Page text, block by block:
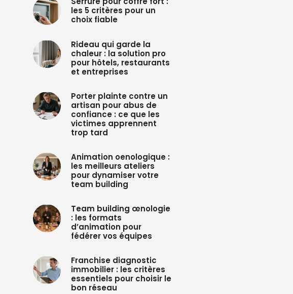
les 5 critères pour un
choix fiable
Rideau qui garde la
chaleur : la solution pro
pour hôtels, restaurants
et entreprises
Porter plainte contre un
artisan pour abus de
confiance : ce que les
victimes apprennent
trop tard
Animation oenologique :
les meilleurs ateliers
pour dynamiser votre
team building
Team building œnologie
: les formats
d’animation pour
fédérer vos équipes
Franchise diagnostic
immobilier : les critères
essentiels pour choisir le
bon réseau